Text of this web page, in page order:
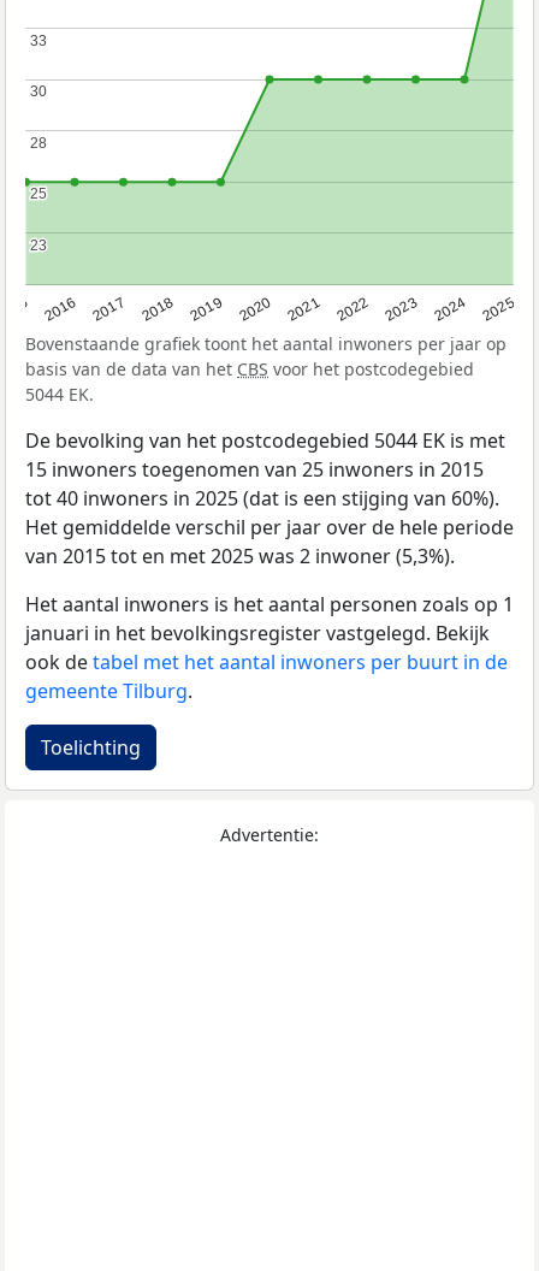
2016 2017 2018 2019 2020 2021 2022 2023 2024 2025
23
23
25
25
28
28
30
30
33
33
Bovenstaande grafiek toont het aantal inwoners per jaar op
basis van de data van het CBS voor het postcodegebied
5044 EK.
De bevolking van het postcodegebied 5044 EK is met
15 inwoners toegenomen van 25 inwoners in 2015
tot 40 inwoners in 2025 (dat is een stijging van 60%).
Het gemiddelde verschil per jaar over de hele periode
van 2015 tot en met 2025 was 2 inwoner (5,3%).
Het aantal inwoners is het aantal personen zoals op 1
januari in het bevolkingsregister vastgelegd. Bekijk
ook detabel met het aantal inwoners per buurt in de
gemeente Tilburg.
Toelichting
Advertentie: